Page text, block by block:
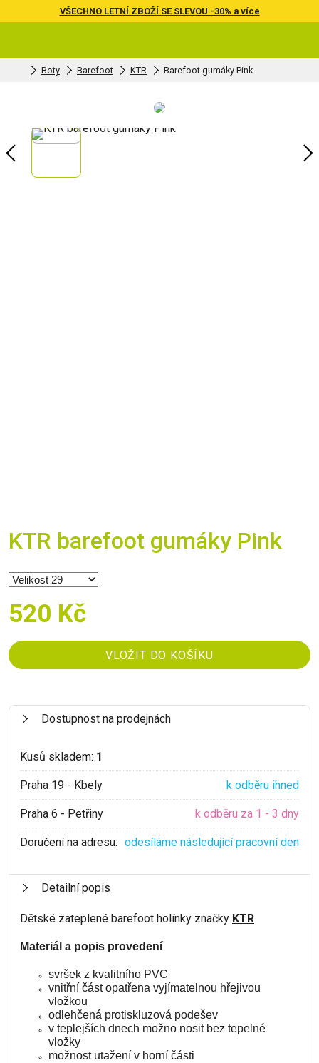
VŠECHNO LETNÍ ZBOŽÍ SE SLEVOU -30% a více
Boty Barefoot KTR Barefoot gumáky Pink
KTR barefoot gumáky Pink
520 Kč
Dostupnost na prodejnách
Kusů skladem: 1
Praha 19 - Kbely k odběru ihned
Praha 6 - Petřiny k odběru za 1 - 3 dny
Doručení na adresu: odesíláme následující pracovní den
Detailní popis
Dětské zateplené barefoot holínky značky KTR
Materiál a popis provedení
svršek z kvalitního PVC
vnitřní část opatřena vyjímatelnou hřejivou
vložkou
odlehčená protiskluzová podešev
v teplejších dnech možno nosit bez tepelné
vložky
možnost utažení v horní části